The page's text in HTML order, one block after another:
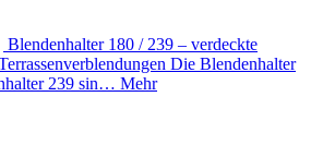
Blendenhalter 180 / 239 – verdeckte
Die Blendenhalter
239 sin… Mehr